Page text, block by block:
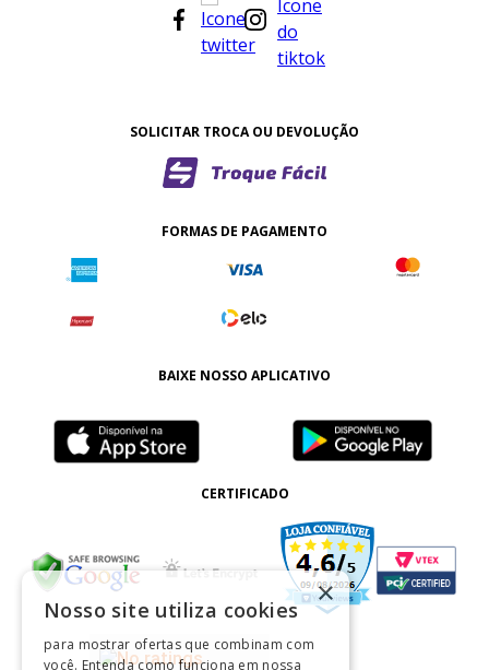
SOLICITAR TROCA OU DEVOLUÇÃO
FORMAS DE PAGAMENTO
BAIXE NOSSO APLICATIVO
CERTIFICADO
×
Nosso site utiliza cookies
para mostrar ofertas que combinam com
você. Entenda como funciona em nossa